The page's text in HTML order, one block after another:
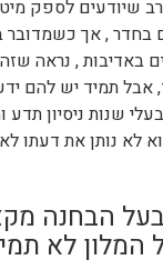
רב שיודעים לספק
בחדר , אך
באדיבות , נראה
תמיד יש להם ידע
שנות ניסיון
לא נותן את דעתו
הבחנה
לא